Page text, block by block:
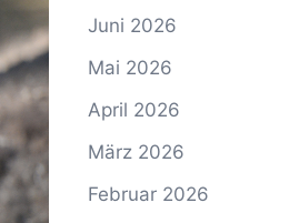
Juni 2026
Mai 2026
April 2026
März 2026
Februar 2026